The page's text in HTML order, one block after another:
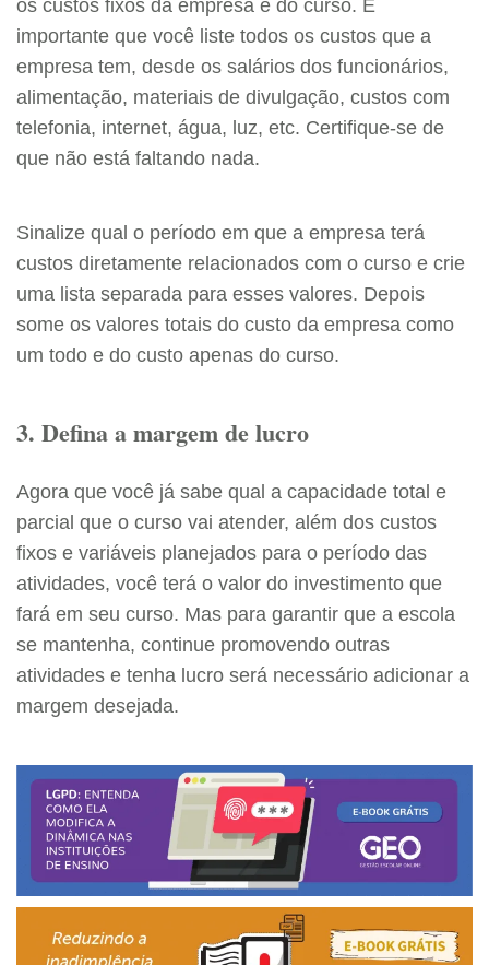
os custos fixos da empresa e do curso. É
importante que você liste todos os custos que a
empresa tem, desde os salários dos funcionários,
alimentação, materiais de divulgação, custos com
telefonia, internet, água, luz, etc. Certifique-se de
que não está faltando nada.
Sinalize qual o período em que a empresa terá
custos diretamente relacionados com o curso e crie
uma lista separada para esses valores. Depois
some os valores totais do custo da empresa como
um todo e do custo apenas do curso.
3. Defina a margem de lucro
Agora que você já sabe qual a capacidade total e
parcial que o curso vai atender, além dos custos
fixos e variáveis planejados para o período das
atividades, você terá o valor do investimento que
fará em seu curso. Mas para garantir que a escola
se mantenha, continue promovendo outras
atividades e tenha lucro será necessário adicionar a
margem desejada.